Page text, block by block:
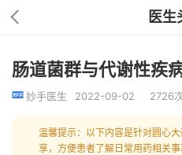
医生
肠道菌群与代谢性疾
妙手医生 2022-09-02 2726
温馨提示：以下内容是针对圆心
享，方便患者了解日常用药相关